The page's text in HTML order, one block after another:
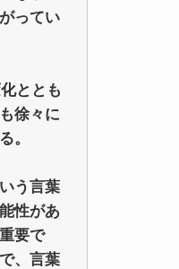
ってい
ととも
徐々に
。
う言葉
性があ
要で
、言葉